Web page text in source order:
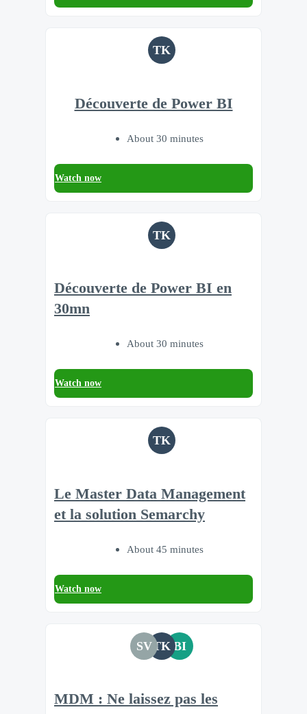
TK
Découverte de Power BI
About 30 minutes
Watch now
TK
Découverte de Power BI en
30mn
About 30 minutes
Watch now
TK
Le Master Data Management
et la solution Semarchy
About 45 minutes
Watch now
SV TK BI
MDM : Ne laissez pas les